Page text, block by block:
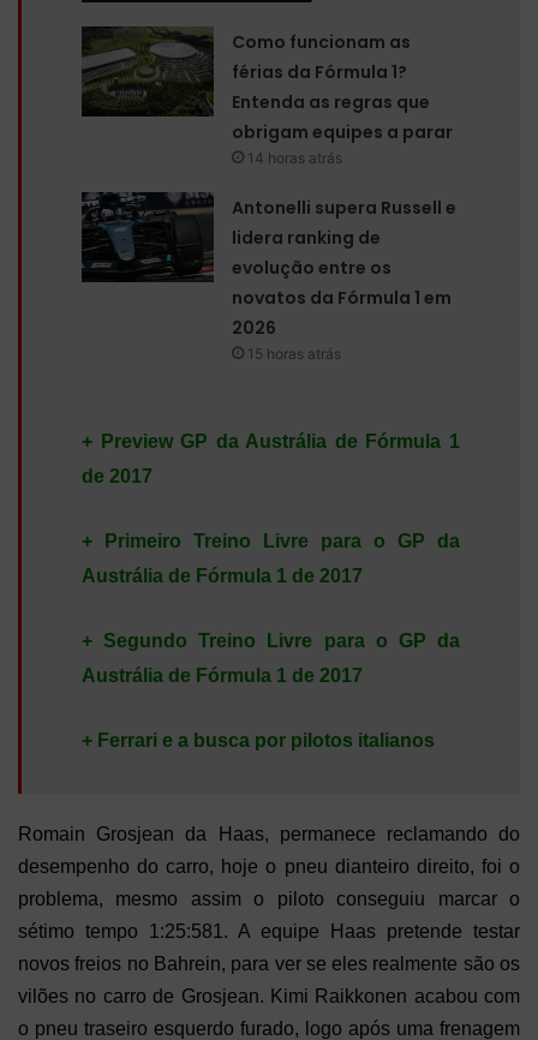
Como funcionam as
férias da Fórmula 1?
Entenda as regras que
obrigam equipes a parar
14 horas atrás
Antonelli supera Russell e
lidera ranking de
evolução entre os
novatos da Fórmula 1 em
2026
15 horas atrás
+ Preview GP da Austrália de Fórmula 1
de 2017
+ Primeiro Treino Livre para o GP da
Austrália de Fórmula 1 de 2017
+ Segundo Treino Livre para o GP da
Austrália de Fórmula 1 de 2017
+ Ferrari e a busca por pilotos italianos
Romain Grosjean da Haas, permanece reclamando do
desempenho do carro, hoje o pneu dianteiro direito, foi o
problema, mesmo assim o piloto conseguiu marcar o
sétimo tempo 1:25:581. A equipe Haas pretende testar
novos freios no Bahrein, para ver se eles realmente são os
vilões no carro de Grosjean. Kimi Raikkonen acabou com
o pneu traseiro esquerdo furado, logo após uma frenagem